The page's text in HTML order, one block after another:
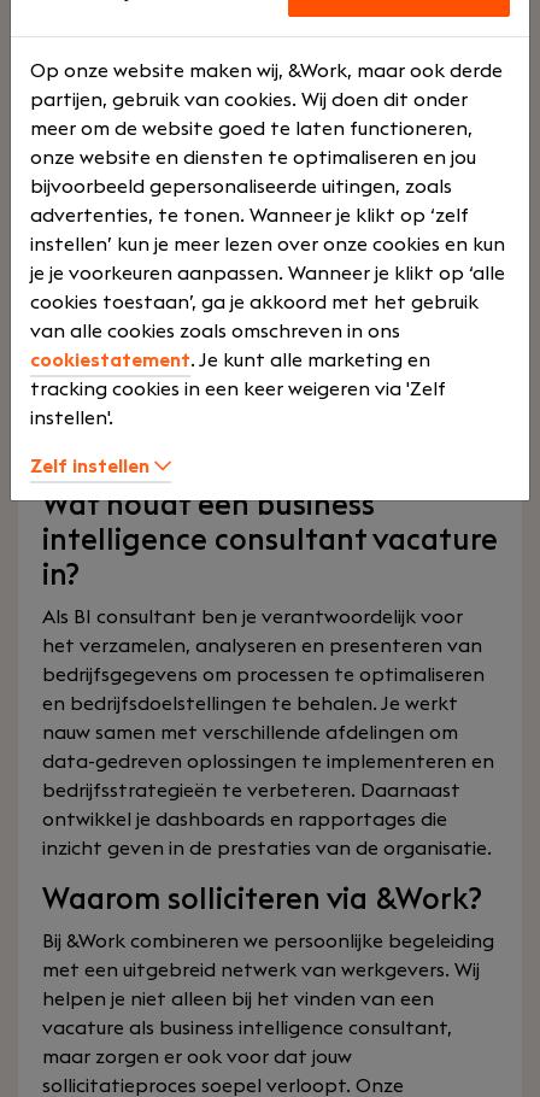
Vind jouw ideale business
intelligence consultant vacature
Ben je op zoek naar een uitdagendebusiness
intelligence consultant vacature? Of je nu een
starter bent of een ervaren consultant, er zijn
volop mogelijkheden die aansluiten bij jouw
vaardigheden en ambities. Bekijk hier onze
Wat houdt een business
intelligence consultant vacature
in?
Als BI consultant ben je verantwoordelijk voor
het verzamelen, analyseren en presenteren van
bedrijfsgegevens om processen te optimaliseren
en bedrijfsdoelstellingen te behalen. Je werkt
nauw samen met verschillende afdelingen om
data-gedreven oplossingen te implementeren en
bedrijfsstrategieën te verbeteren. Daarnaast
ontwikkel je dashboards en rapportages die
inzicht geven in de prestaties van de organisatie.
Waarom solliciteren via &Work?
Bij &Work combineren we persoonlijke begeleiding
met een uitgebreid netwerk van werkgevers. Wij
helpen je niet alleen bij het vinden van een
vacature als business intelligence consultant,
maar zorgen er ook voor dat jouw
sollicitatieproces soepel verloopt. Onze
Op onze website maken wij, &Work, maar ook derde
partijen, gebruik van cookies. Wij doen dit onder
meer om de website goed te laten functioneren,
onze website en diensten te optimaliseren en jou
bijvoorbeeld gepersonaliseerde uitingen, zoals
advertenties, te tonen. Wanneer je klikt op ‘zelf
instellen’ kun je meer lezen over onze cookies en kun
je je voorkeuren aanpassen. Wanneer je klikt op ‘alle
cookies toestaan’, ga je akkoord met het gebruik
van alle cookies zoals omschreven in ons
cookiestatement. Je kunt alle marketing en
tracking cookies in een keer weigeren via 'Zelf
instellen'.
Zelf instellen